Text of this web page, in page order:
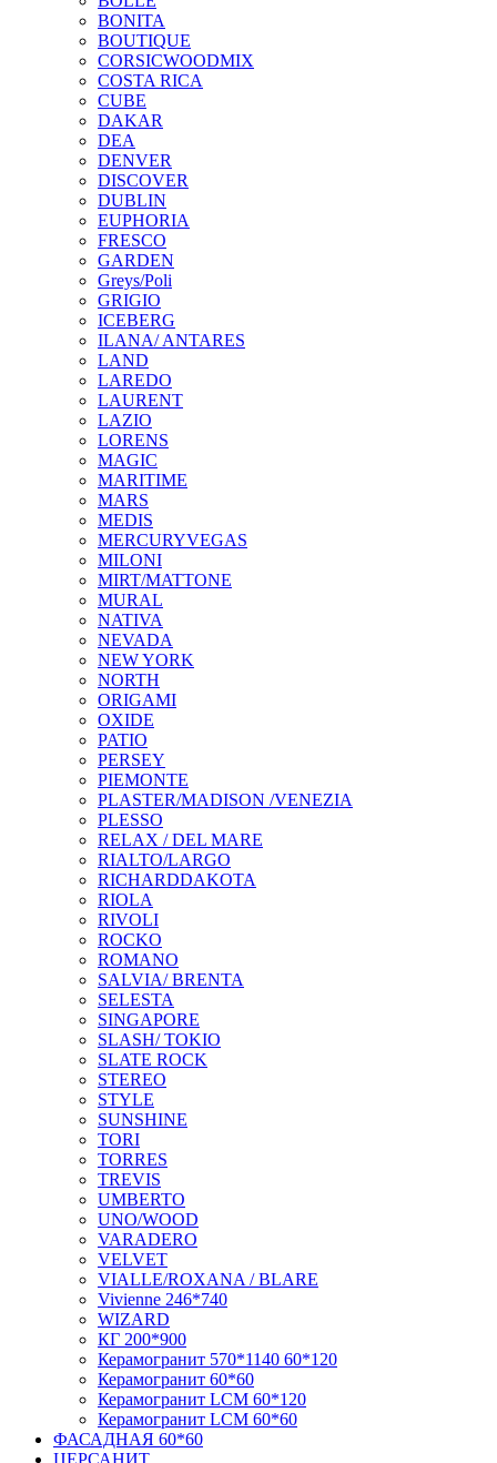
BONITA
BOUTIQUE
CORSICWOODMIX
COSTA RICA
CUBE
DAKAR
DEA
DENVER
DISCOVER
DUBLIN
EUPHORIA
FRESCO
GARDEN
Greys/Poli
GRIGIO
ICEBERG
ILANA/ ANTARES
LAND
LAREDO
LAURENT
LAZIO
LORENS
MAGIC
MARITIME
MARS
MEDIS
MERCURYVEGAS
MILONI
MIRT/MATTONE
MURAL
NATIVA
NEVADA
NEW YORK
NORTH
ORIGAMI
OXIDE
PATIO
PERSEY
PIEMONTE
PLASTER/MADISON /VENEZIA
PLESSO
RELAX / DEL MARE
RIALTO/LARGO
RICHARDDAKOTA
RIOLA
RIVOLI
ROCKO
ROMANO
SALVIA/ BRENTA
SELESTA
SINGAPORE
SLASH/ TOKIO
SLATE ROCK
STEREO
STYLE
SUNSHINE
TORI
TORRES
TREVIS
UMBERTO
UNO/WOOD
VARADERO
VELVET
VIALLE/ROXANA / BLARE
Vivienne 246*740
WIZARD
КГ 200*900
Керамогранит 570*1140 60*120
Керамогранит 60*60
Керамогранит LCM 60*120
Керамогранит LCM 60*60
ФАСАДНАЯ 60*60